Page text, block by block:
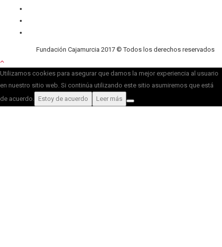
Fundación Cajamurcia 2017 © Todos los derechos reservados
Utilizamos cookies para asegurar que damos la mejor experiencia al usuario
en nuestro sitio web. Si continúa utilizando este sitio asumiremos que está
de acuerdo. Estoy de acuerdo Leer más